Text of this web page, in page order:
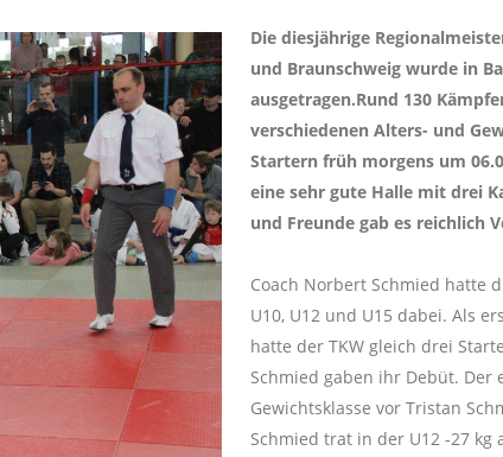
Die diesjährige
und Braunschweig wurde in
ausgetragen.Rund 130
verschiedenen Alters- und
Startern früh morgens um
eine sehr gute Halle mit drei
und Freunde gab es reichlich
Coach Norbert Schmied hatte
U10, U12 und U15 dabei. Als
hatte der TKW gleich drei
Schmied gaben ihr Debüt.
Gewichtsklasse vor Tristan
Schmied trat in der U12 -27